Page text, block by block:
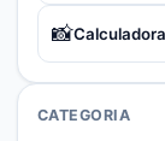
📸
CATEGORIA